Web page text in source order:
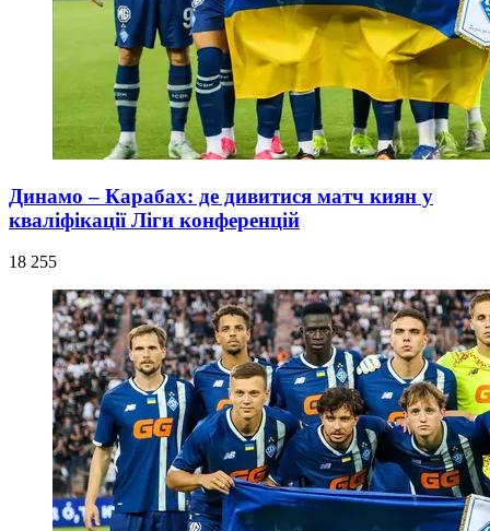
Динамо – Карабах: де дивитися матч киян у
кваліфікації Ліги конференцій
18 255